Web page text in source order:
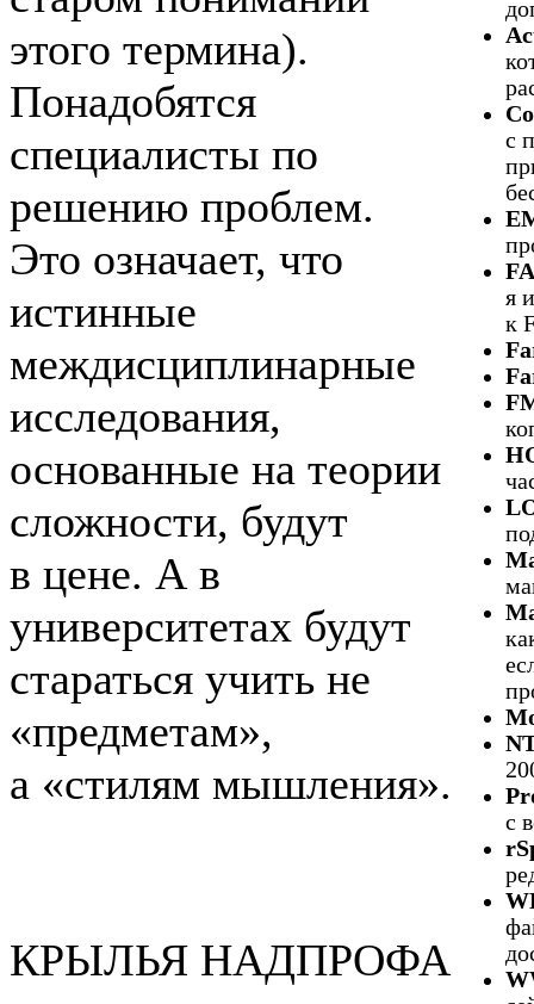
этого термина).
Понадобятся
специалисты по
решению проблем.
Это означает, что
истинные
междисциплинарные
исследования,
основанные на теории
сложности, будут
в цене. А в
университетах будут
стараться учить не
«предметам»,
а «стилям мышления».
КРЫЛЬЯ НАДПРОФА
с
я
к
с